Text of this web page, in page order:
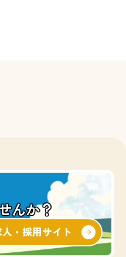
んか？
・採用サイト